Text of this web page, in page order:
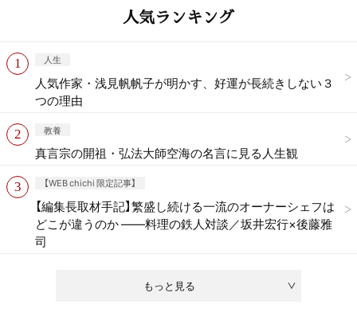
人気ランキング
もっと見る
人生
人気作家・浅見帆帆子が明かす、好運が長続きしない３
つの理由
教養
真言宗の開祖・弘法大師空海の名言に見る人生観
【WEB chichi 限定記事】
【編集長取材手記】繁盛し続ける一流のオーナーシェフは
どこが違うのか ——料理の鉄人対談／坂井宏行×後藤雅
司